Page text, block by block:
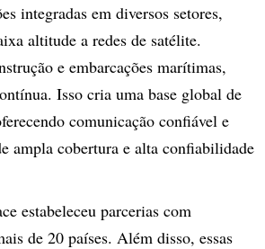
integradas em diversos setores,
altitude a redes de satélite.
e embarcações marítimas,
Isso cria uma base global de
comunicação confiável e
ampla cobertura e alta confiabilidade
estabeleceu parcerias com
de 20 países. Além disso, essas